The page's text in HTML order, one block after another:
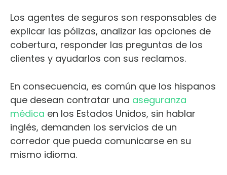
Los agentes de seguros son responsables de
explicar las pólizas, analizar las opciones de
cobertura, responder las preguntas de los
clientes y ayudarlos con sus reclamos.
En consecuencia, es común que los hispanos
que desean contratar una aseguranza
médica en los Estados Unidos, sin hablar
inglés, demanden los servicios de un
corredor que pueda comunicarse en su
mismo idioma.